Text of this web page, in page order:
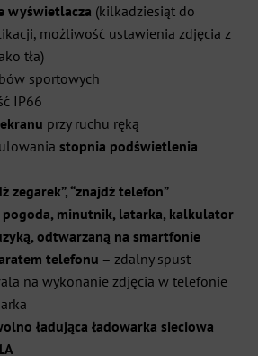
wyświetlacza (kilkadziesiąt do
możliwość ustawienia zdjęcia z
tła)
sportowych
IP66
przy ruchu ręką
stopnia podświetlenia
zegarek”, “znajdź telefon”
pogoda, minutnik, latarka, kalkulator
odtwarzaną na smartfonie
telefonu – zdalny spust
na wykonanie zdjęcia w telefonie
ładująca ładowarka sieciowa